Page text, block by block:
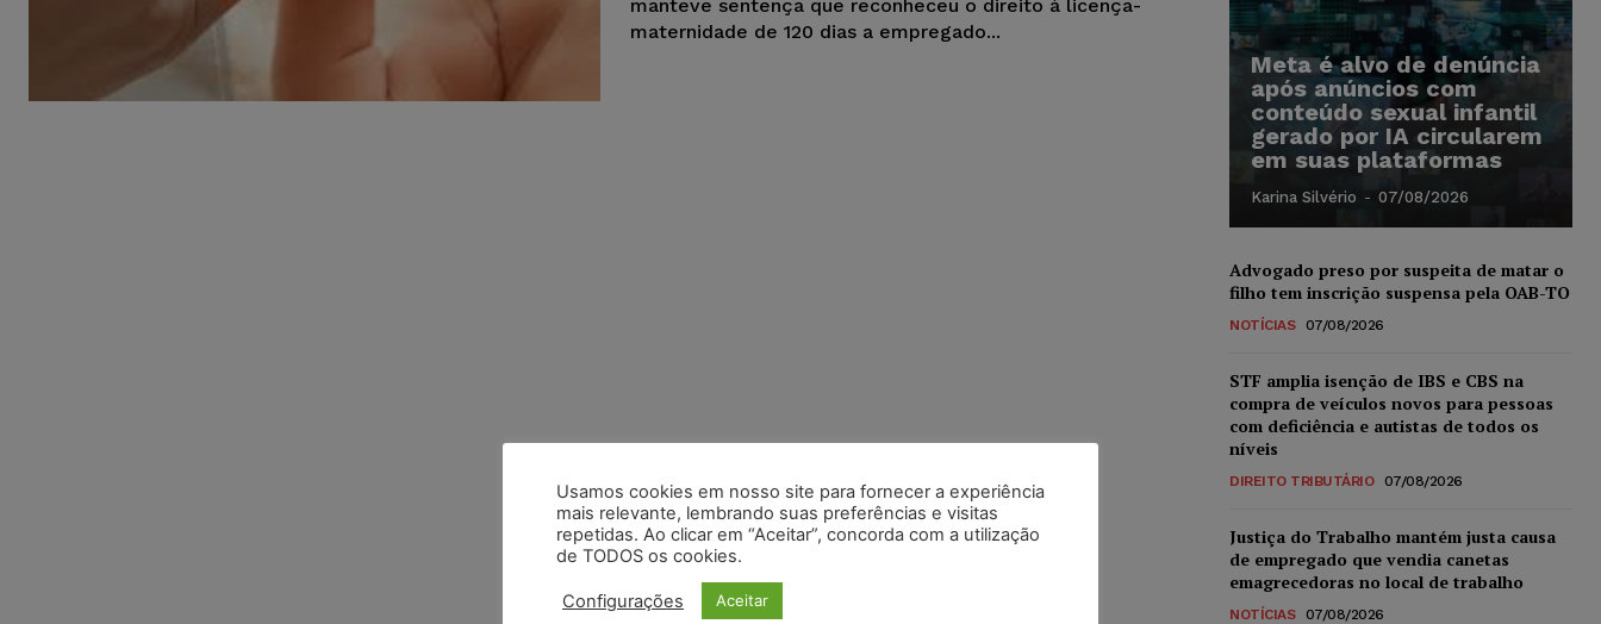
manteve sentença que reconheceu o direito à licença-
maternidade de 120 dias a empregado...
Meta é alvo de denúncia
após anúncios com
conteúdo sexual infantil
gerado por IA circularem
em suas plataformas
Karina Silvério - 07/08/2026
Advogado preso por suspeita de matar o
filho tem inscrição suspensa pela OAB-TO
NOTÍCIAS 07/08/2026
STF amplia isenção de IBS e CBS na
compra de veículos novos para pessoas
com deficiência e autistas de todos os
níveis
DIREITO TRIBUTÁRIO 07/08/2026
Justiça do Trabalho mantém justa causa
de empregado que vendia canetas
emagrecedoras no local de trabalho
NOTÍCIAS 07/08/2026
Usamos cookies em nosso site para fornecer a experiência
mais relevante, lembrando suas preferências e visitas
repetidas. Ao clicar em “Aceitar”, concorda com a utilização
de TODOS os cookies.
Configurações Aceitar